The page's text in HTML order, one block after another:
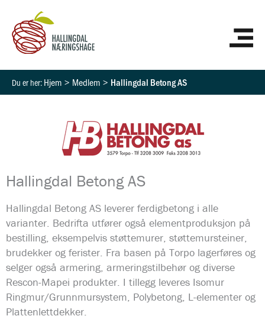
innholdet
Hjem Medlem Hallingdal Betong AS
Hallingdal Betong AS
Hallingdal Betong AS leverer ferdigbetong i alle
varianter. Bedrifta utfører også elementproduksjon på
bestilling, eksempelvis støttemurer, støttemursteiner,
brudekker og ferister. Fra basen på Torpo lagerføres og
selger også armering, armeringstilbehør og diverse
Rescon-Mapei produkter. I tillegg leveres Isomur
Ringmur/Grunnmursystem, Polybetong, L-elementer og
Plattenlettdekker.